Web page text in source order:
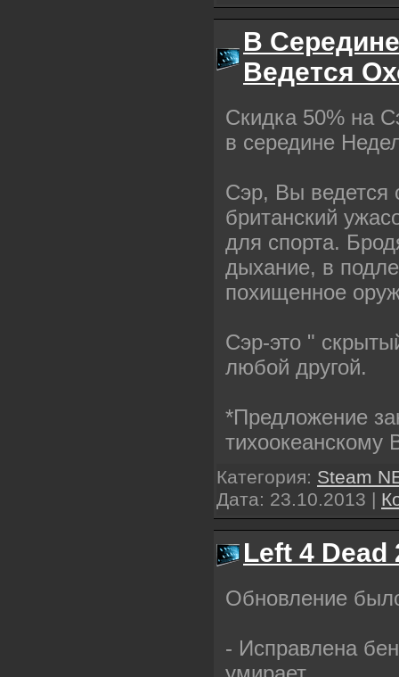
В
Ведется
Скидка 50% на
в середине
Сэр, Вы ведется
британский
для спорта.
дыхание, в
похищенное
Сэр-это "
любой другой.
*Предложение
тихоокеанскому
Категория: Steam
Дата: 23.10.2013 |
Left 4
Обновление
- Исправлена